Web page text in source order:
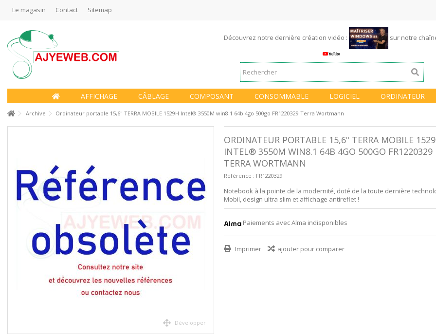
Le magasin Contact Sitemap
Découvrez notre dernière création vidéo :
sur notre
AFFICHAGE CÂBLAGE COMPOSANT CONSOMMABLE LOGICIEL ORDINATEUR
Archive Ordinateur portable 15,6" TERRA MOBILE 1529H Intel® 3550M win8.1 64b 4go 500go FR1220329 Terra Wortmann
Développer
ORDINATEUR PORTABLE 15,6" TERRA MOBILE
INTEL® 3550M WIN8.1 64B 4GO 500GO FR1220329
TERRA WORTMANN
Référence : FR1220329
Notebook à la pointe de la modernité, doté de la toute dernière
Mobil, design ultra slim et affichage antireflet !
Paiements avec Alma indisponibles
Imprimer ajouter pour comparer